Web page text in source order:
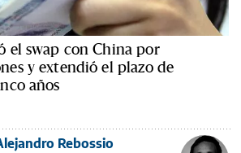
el swap con China por
y extendió el plazo de
años
Rebossio